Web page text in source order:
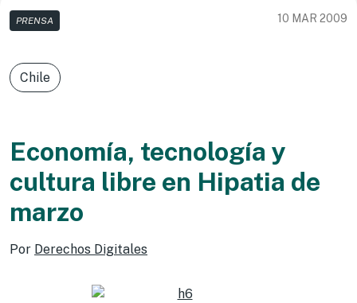
PRENSA 10 MAR 2009
Chile
Economía, tecnología y
cultura libre en Hipatia de
marzo
Por Derechos Digitales